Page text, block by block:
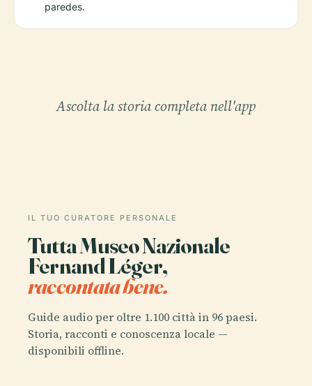
paredes.
Ascolta la storia completa nell'app
IL TUO CURATORE PERSONALE
Tutta Museo Nazionale
Fernand Léger,
raccontata bene.
Guide audio per oltre 1.100 città in 96 paesi.
Storia, racconti e conoscenza locale —
disponibili offline.